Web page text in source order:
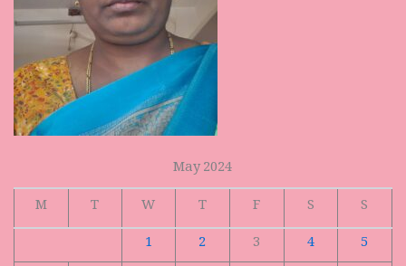
May 2024
M
T W T F S
S
1
2 3 4
5